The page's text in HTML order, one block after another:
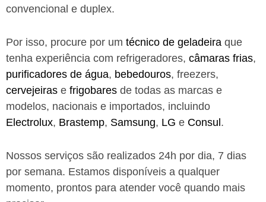
convencional e duplex.
Por isso, procure por um técnico de geladeira que
tenha experiência com refrigeradores, câmaras frias,
purificadores de água, bebedouros, freezers,
cervejeiras e frigobares de todas as marcas e
modelos, nacionais e importados, incluindo
Electrolux, Brastemp, Samsung, LG e Consul .
Nossos serviços são realizados 24h por dia, 7 dias
por semana. Estamos disponíveis a qualquer
momento, prontos para atender você quando mais